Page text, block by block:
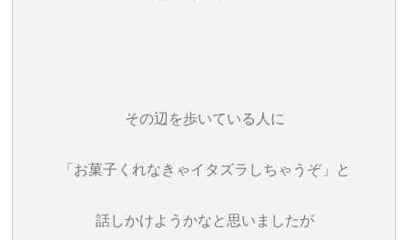
その辺を歩いている人に
「お菓子くれなきゃイタズラしちゃうぞ」と
話しかけようかなと思いましたが